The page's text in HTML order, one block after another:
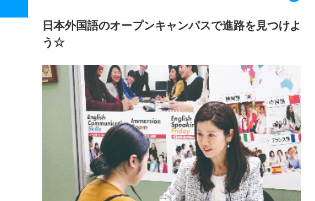
日本外国語のオープンキャンパスで進路を見つけよ
う☆